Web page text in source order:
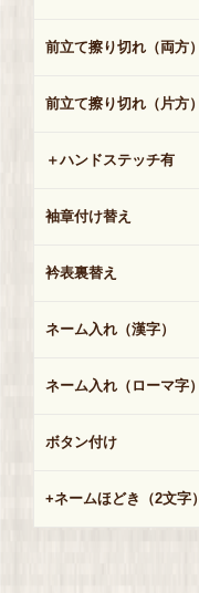
前立て擦り切れ（両方）
前立て擦り切れ（片方）
＋ハンドステッチ有
袖章付け替え
衿表裏替え
ネーム入れ（漢字）
ネーム入れ（ローマ字）
ボタン付け
+ネームほどき（2文字）